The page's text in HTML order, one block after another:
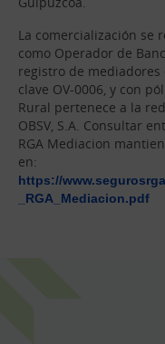
La comercialización se
como Operador de
registro de mediadores
clave OV-0006, y con
Rural pertenece a la
OBSV, S.A. Consultar
RGA Mediacion
en:
https://
_RGA_Mediacion.pdf